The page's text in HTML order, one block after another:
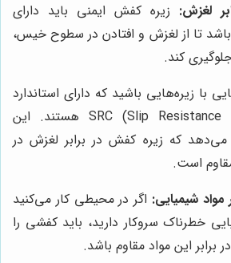
لغزش: زیره کفش ایمنی باید دارای
تا از لغزش و افتادن در سطوح خیس،
کند.
با زیره‌هایی باشید که دارای استاندارد
SRC (Slip Resistance Classification) هستند. این
می‌دهد که زیره کفش در برابر لغزش در
است.
مواد شیمیایی: اگر در محیطی کار می‌کنید
خطرناک سروکار دارید، باید کفشی را
برابر این مواد مقاوم باشد.